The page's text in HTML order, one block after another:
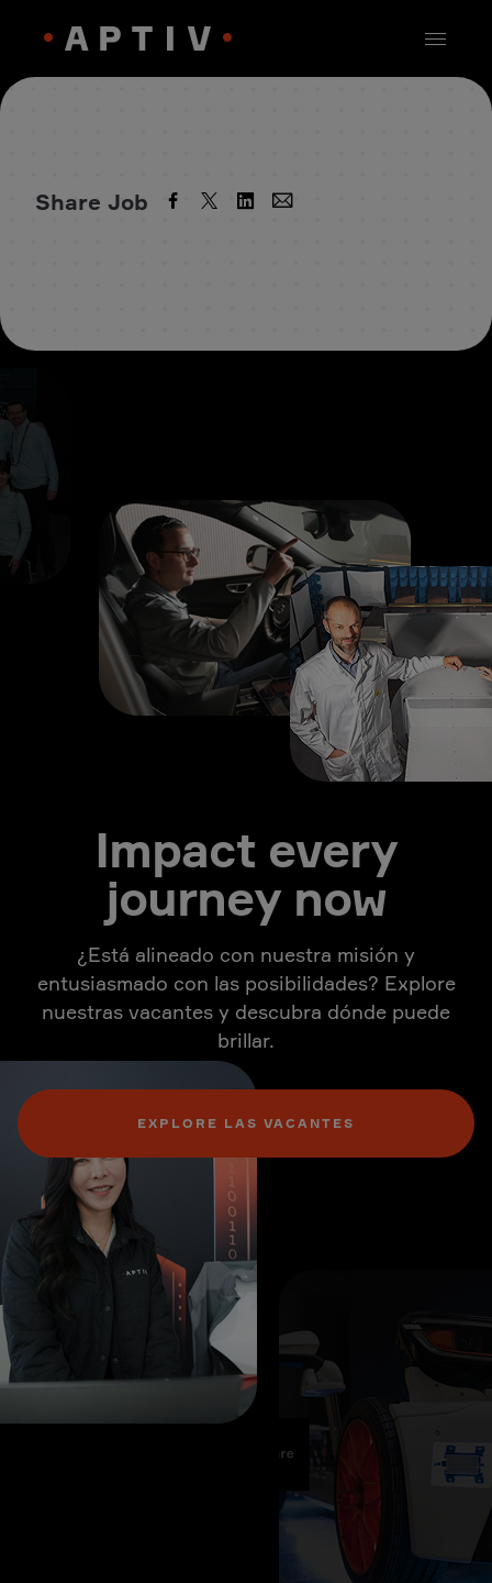
Share Job
Impact every
journey now
¿Está alineado con nuestra misión y
entusiasmado con las posibilidades? Explore
nuestras vacantes y descubra dónde puede
brillar.
EXPLORE LAS VACANTES